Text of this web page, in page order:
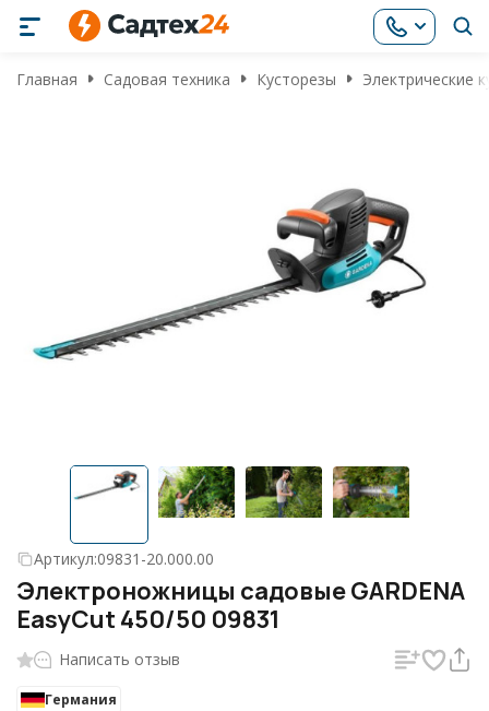
Главная Садовая техника Кусторезы Электрические
Артикул:09831-20.000.00
Электроножницы садовые GARDENA
EasyCut 450/50 09831
Написать отзыв
Германия